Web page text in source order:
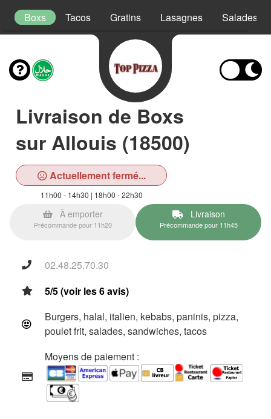
Boxs Tacos Gratins Lasagnes Salades
Livraison de Boxs
sur Allouis (18500)
Actuellement fermé...
11h00 - 14h30 | 18h00 - 22h30
À emporter
Précommande pour 11h20
Livraison
Précommande pour 11h45
02.48.25.70.30
5/5 (voir les 6 avis)
Burgers, halal, italien, kebabs, paninis, pizza,
poulet frit, salades, sandwiches, tacos
Moyens de paiement :